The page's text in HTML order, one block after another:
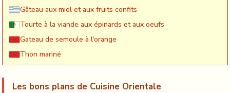
Gâteau aux miel et aux fruits confits
Tourte à la viande aux épinards et aux oeufs
Gateau de semoule à l'orange
Thon mariné
Les bons plans de Cuisine Orientale